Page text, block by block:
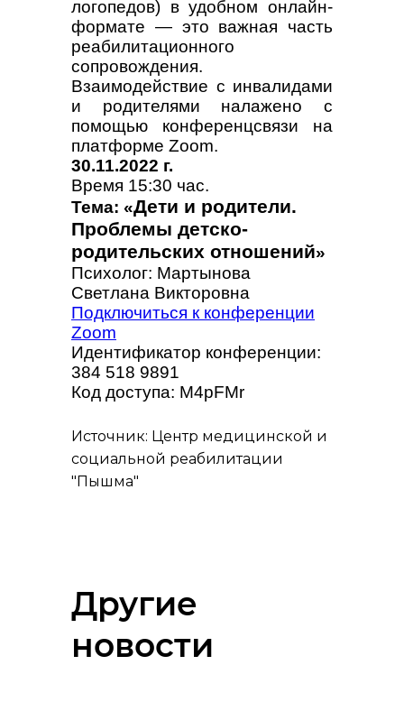
логопедов) в удобном онлайн-
формате — это важная часть
реабилитационного
сопровождения.
Взаимодействие с инвалидами
и родителями налажено с
помощью конференцсвязи на
платформе Zoom.
30.11.2022 г.
Время 15:30 час.
Тема: «Дети и родители.
Проблемы детско-
родительских отношений»
Психолог: Мартынова
Светлана Викторовна
Подключиться к конференции
Zoom
Идентификатор конференции:
384 518 9891
Код доступа: M4pFMr
Источник: Центр медицинской и
социальной реабилитации
"Пышма"
Другие
новости